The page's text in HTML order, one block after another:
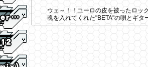
ウェ～！！ユーロの皮を被ったロッ
魂を入れてくれた"BETA"の唄とギタ